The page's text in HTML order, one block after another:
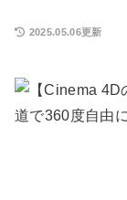
2025.05.06更新